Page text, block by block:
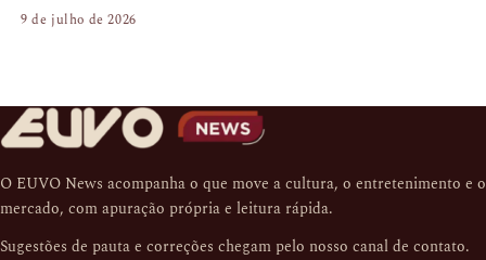
9 de julho de 2026
O EUVO News acompanha o que move a cultura, o entretenimento e o
mercado, com apuração própria e leitura rápida.
Sugestões de pauta e correções chegam pelo nosso canal de contato.